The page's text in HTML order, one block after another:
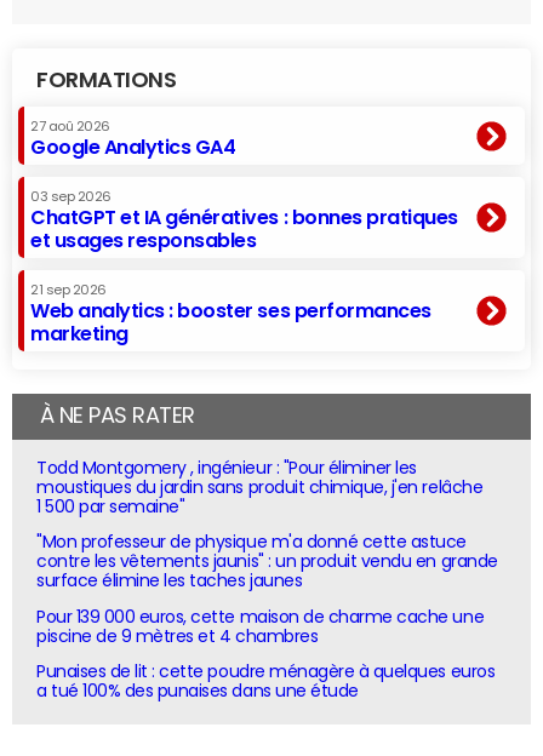
FORMATIONS
27 aoû 2026
Google Analytics GA4
03 sep 2026
ChatGPT et IA génératives : bonnes pratiques
et usages responsables
21 sep 2026
Web analytics : booster ses performances
marketing
À NE PAS RATER
Todd Montgomery , ingénieur : "Pour éliminer les
moustiques du jardin sans produit chimique, j'en relâche
1 500 par semaine"
"Mon professeur de physique m'a donné cette astuce
contre les vêtements jaunis" : un produit vendu en grande
surface élimine les taches jaunes
Pour 139 000 euros, cette maison de charme cache une
piscine de 9 mètres et 4 chambres
Punaises de lit : cette poudre ménagère à quelques euros
a tué 100% des punaises dans une étude